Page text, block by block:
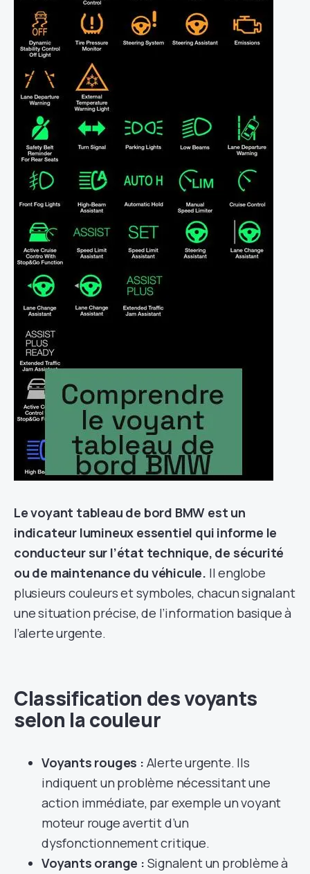
Le voyant tableau de bord BMW est un
indicateur lumineux essentiel qui informe le
conducteur sur l’état technique, de sécurité
ou de maintenance du véhicule. Il englobe
plusieurs couleurs et symboles, chacun signalant
une situation précise, de l’information basique à
l’alerte urgente.
Classification des voyants
selon la couleur
Voyants rouges : Alerte urgente. Ils
indiquent un problème nécessitant une
action immédiate, par exemple un voyant
moteur rouge avertit d’un
dysfonctionnement critique.
Voyants orange : Signalent un problème à